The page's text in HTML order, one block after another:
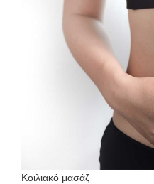
Κοιλιακό μασάζ